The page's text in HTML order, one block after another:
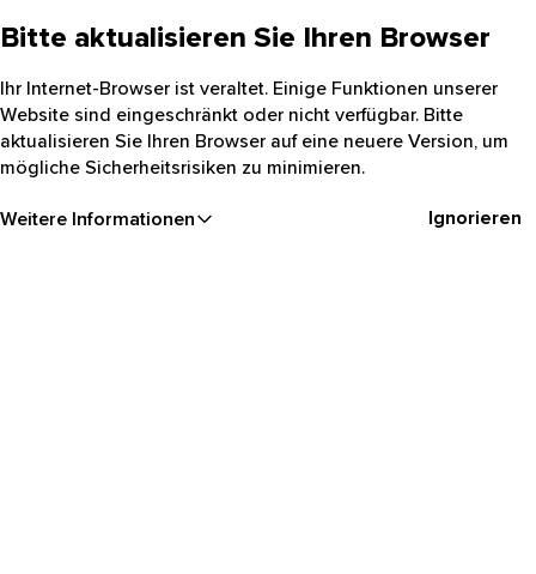
Bitte aktualisieren Sie Ihren Browser
Ihr Internet-Browser ist veraltet. Einige Funktionen unserer
Website sind eingeschränkt oder nicht verfügbar. Bitte
aktualisieren Sie Ihren Browser auf eine neuere Version, um
mögliche Sicherheitsrisiken zu minimieren.
Weitere Informationen Ignorieren